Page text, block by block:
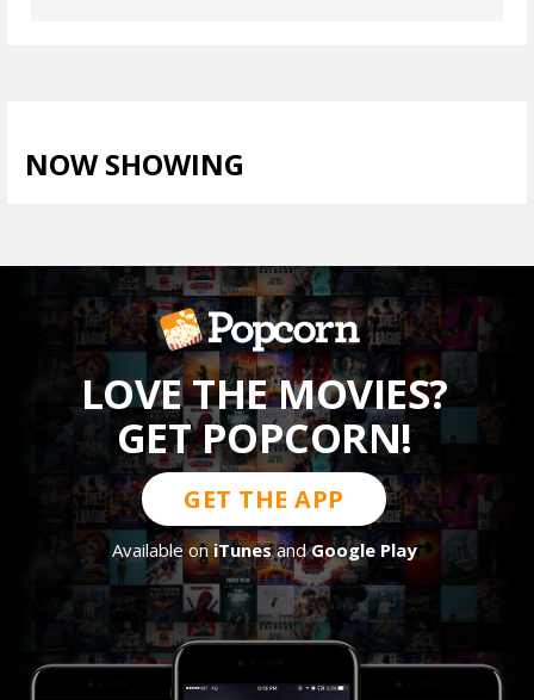
NOW SHOWING
LOVE THE MOVIES?
GET POPCORN!
GET THE APP
Available oniTunesandGoogle Play